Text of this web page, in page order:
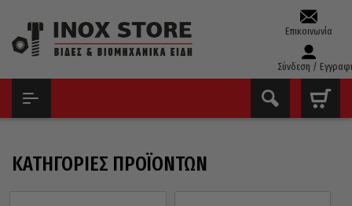
Επικοινωνία
Σύνδεση /
ΚΑΤΗΓΟΡΊΕΣ ΠΡΟΪΌΝΤΩΝ